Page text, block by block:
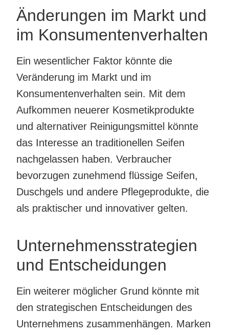
Änderungen im Markt und
im Konsumentenverhalten
Ein wesentlicher Faktor könnte die
Veränderung im Markt und im
Konsumentenverhalten sein. Mit dem
Aufkommen neuerer Kosmetikprodukte
und alternativer Reinigungsmittel könnte
das Interesse an traditionellen Seifen
nachgelassen haben. Verbraucher
bevorzugen zunehmend flüssige Seifen,
Duschgels und andere Pflegeprodukte, die
als praktischer und innovativer gelten.
Unternehmensstrategien
und Entscheidungen
Ein weiterer möglicher Grund könnte mit
den strategischen Entscheidungen des
Unternehmens zusammenhängen. Marken